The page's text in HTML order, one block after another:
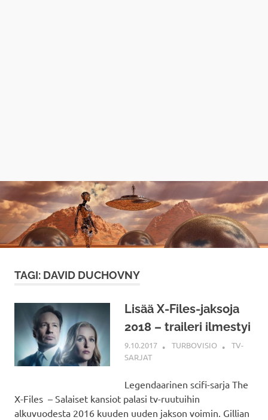
TAGI: DAVID DUCHOVNY
Lisää X-Files-jaksoja
2018 – traileri ilmestyi
9.10.2017 TURBOVISIO
TV-
SARJAT
Legendaarinen scifi-sarja The
X-Files – Salaiset kansiot palasi tv-ruutuihin
alkuvuodesta 2016 kuuden uuden jakson voimin. Gillian